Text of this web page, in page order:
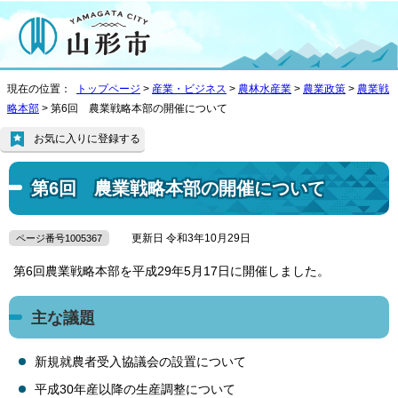
現在の位置： トップページ > 産業・ビジネス > 農林水産業 > 農業政策 > 農業戦
略本部 > 第6回 農業戦略本部の開催について
第6回 農業戦略本部の開催について
お気に入りに登録する
ページ番号1005367 更新日 令和3年10月29日
第6回農業戦略本部を平成29年5月17日に開催しました。
主な議題
新規就農者受入協議会の設置について
平成30年産以降の生産調整について